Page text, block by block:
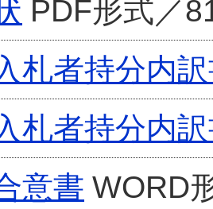
PDF形式／
札者持分内
札者持分内
意書 WORD